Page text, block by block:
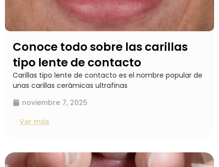
Conoce todo sobre las carillas
tipo lente de contacto
Carillas tipo lente de contacto es el nombre popular de
unas carillas cerámicas ultrafinas
noviembre 7, 2025
Ver más